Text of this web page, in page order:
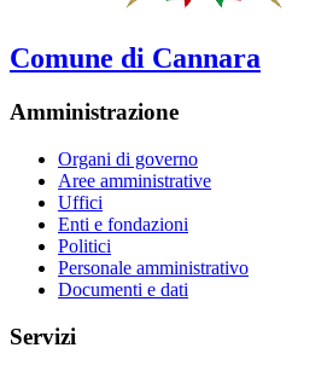
Comune di Cannara
Amministrazione
Organi di governo
Aree amministrative
Uffici
Enti e fondazioni
Politici
Personale amministrativo
Documenti e dati
Servizi